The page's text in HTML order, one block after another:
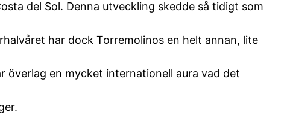
del Sol. Denna utveckling skedde så tidigt som
har dock Torremolinos en helt annan, lite
överlag en mycket internationell aura vad det